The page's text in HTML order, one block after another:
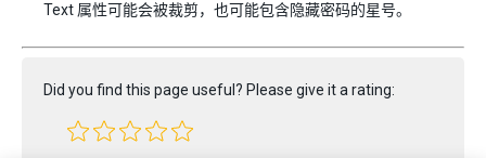
Text 属性可能会被裁剪，也可能包含隐藏密码的星号。
Did you find this page useful? Please give it a rating: